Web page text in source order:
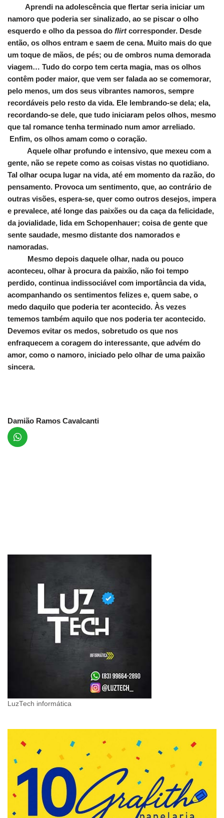
Aprendi na adolescência que flertar seria iniciar um
namoro que poderia ser sinalizado, ao se piscar o olho
esquerdo e olho da pessoa do flirtcorresponder. Desde
então, os olhos entram e saem de cena. Muito mais do que
um toque de mãos, de pés; ou de ombros numa demorada
viagem… Tudo do corpo tem certa magia, mas os olhos
contêm poder maior, que vem ser falada ao se comemorar,
pelo menos, um dos seus vibrantes namoros, sempre
recordáveis pelo resto da vida. Ele lembrando-se dela; ela,
recordando-se dele, que tudo iniciaram pelos olhos, mesmo
que tal romance tenha terminado num amor arreliado.
Enfim, os olhos amam como o coração.
Aquele olhar profundo e intensivo, que mexeu com a
gente, não se repete como as coisas vistas no quotidiano.
Tal olhar ocupa lugar na vida, até em momento da razão, do
pensamento. Provoca um sentimento, que, ao contrário de
outras visões, espera-se, quer como outros desejos, impera
e prevalece, até longe das paixões ou da caça da felicidade,
da jovialidade, lida em Schopenhauer; coisa de gente que
sente saudade, mesmo distante dos namorados e
namoradas.
Mesmo depois daquele olhar, nada ou pouco
aconteceu, olhar à procura da paixão, não foi tempo
perdido, continua indissociável com importância da vida,
acompanhando os sentimentos felizes e, quem sabe, o
medo daquilo que poderia ter acontecido. Às vezes
tememos também aquilo que nos poderia ter acontecido.
Devemos evitar os medos, sobretudo os que nos
enfraquecem a coragem do interessante, que advém do
amor, como o namoro, iniciado pelo olhar de uma paixão
sincera.
Damião Ramos Cavalcanti
LuzTech informática